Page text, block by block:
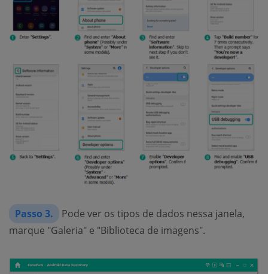
Passo 3.
Pode ver os tipos de dados nessa janela,
marque "Galeria" e "Biblioteca de imagens".